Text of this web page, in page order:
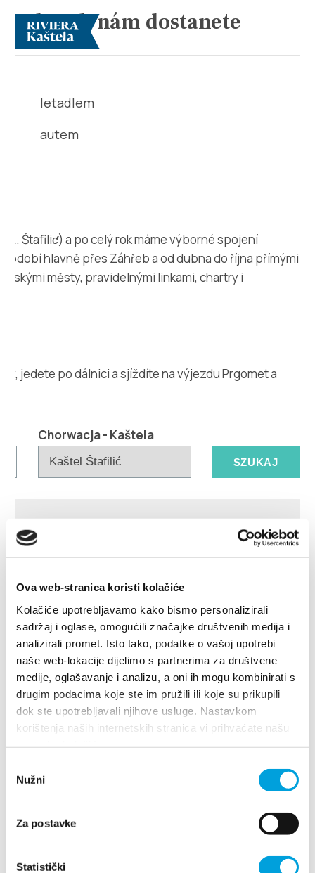
Ova web-stranica koristi kolačiće
Kolačiće upotrebljavamo kako bismo personalizirali
sadržaj i oglase, omogućili značajke društvenih medija i
analizirali promet. Isto tako, podatke o vašoj upotrebi
naše web-lokacije dijelimo s partnerima za društvene
medije, oglašavanje i analizu, a oni ih mogu kombinirati s
drugim podacima koje ste im pružili ili koje su prikupili
dok ste upotrebljavali njihove usluge. Nastavkom
korištenja naših internetskih stranica vi prihvaćate našu
pristanka
Nužni
Za postavke
Statistički
Co dělat
Info
+385 21 227 933
Jak se k nám dostanete
letadlem
autem
Štafiliƈ) a po celý rok máme výborné spojení
hlavně přes Záhřeb a od dubna do října přímými
městy, pravidelnými linkami, chartry i
jedete po dálnici a sjíždíte na výjezdu Prgomet a
Chorwacja - Kaštela